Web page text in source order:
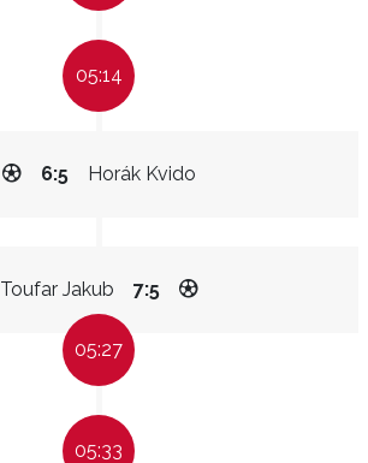
05:14
Horák Kvido
6:5
Toufar Jakub 7:5
05:27
05:33